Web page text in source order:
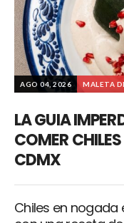
AGO 04, 2026 MALETA
LA GUIA
COMER
CDMX
Chiles en nogada